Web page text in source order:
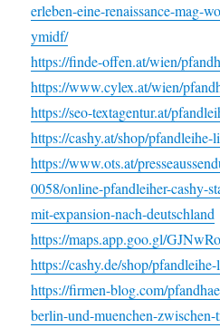
erleben-eine-renaissance-mag-
ymidf/
https://finde-offen.at/wien/
https://www.cylex.at/wien/
https://seo-textagentur.at/
https://cashy.at/shop/pfandleihe-
https://www.ots.at/
0058/online-pfandleiher-cashy-
mit-expansion-nach-deutschland
https://maps.app.goo.gl/
https://cashy.de/shop/
https://firmen-blog.com/
berlin-und-muenchen-